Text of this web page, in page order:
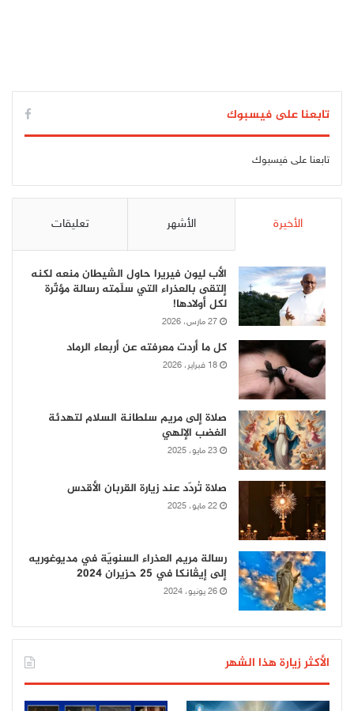
تابعنا على فيسبوك
تابعنا على فيسبوك
الأخيرة الأشهر تعليقات
الأب ليون فيريرا حاول الشيطان منعه لكنه
إلتقى بالعذراء التي سلّمته رسالة مؤثّرة
لكل أولادها!
27 مارس، 2026
كل ما أردت معرفته عن أربعاء الرماد
18 فبراير، 2026
صلاة إلى مريم سلطانة السلام لتهدئة
الغضب الإلهي
23 مايو، 2025
صلاة تُردّد عند زيارة القربان الأقدس
22 مايو، 2025
رسالة مريم العذراء السنويّة في مديوغوريه
إلى إيڤانكا في 25 حزيران 2024
26 يونيو، 2024
الأكثر زيارة هذا الشهر